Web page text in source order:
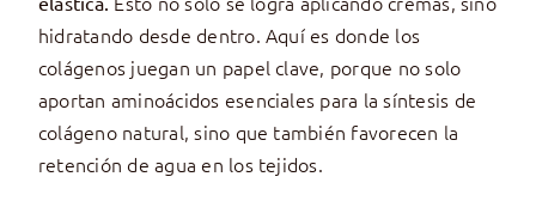
hidratando desde dentro. Aquí es donde los
colágenos juegan un papel clave, porque no solo
aportan aminoácidos esenciales para la síntesis de
colágeno natural, sino que también favorecen la
retención de agua en los tejidos.